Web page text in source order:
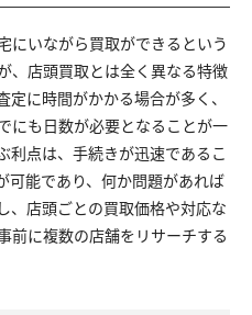
にいながら買取ができるという
、店頭買取とは全く異なる特徴
に時間がかかる場合が多く、
にも日数が必要となることが一
利点は、手続きが迅速であるこ
可能であり、何か問題があれば
、店頭ごとの買取価格や対応な
前に複数の店舗をリサーチする